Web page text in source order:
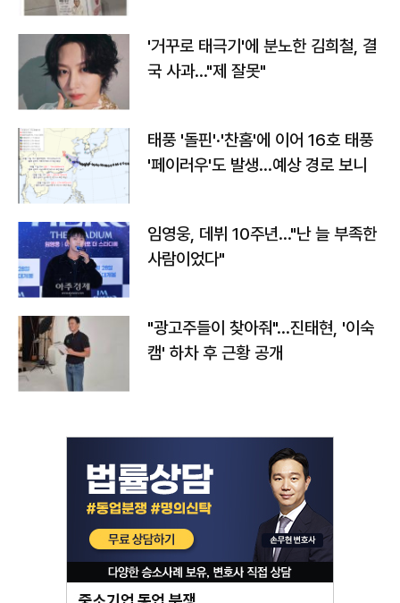
'거꾸로 태극기'에 분노한 김희철, 결
국 사과…"제 잘못"
태풍 '돌핀'·'찬홈'에 이어 16호 태풍
'페이러우'도 발생…예상 경로 보니
임영웅, 데뷔 10주년…"난 늘 부족한
사람이었다"
"광고주들이 찾아줘"…진태현, '이숙
캠' 하차 후 근황 공개